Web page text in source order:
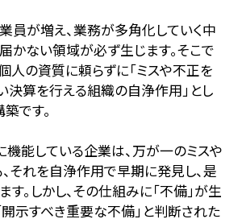
員が増え、業務が多角化していく中
かない領域が必ず生じます。そこで
人の資質に頼らずに「ミスや不正を
決算を行える組織の自浄作用」とし
です。
能している企業は、万が一のミスや
それを自浄作用で早期に発見し、是
す。しかし、その仕組みに「不備」が生
開示すべき重要な不備」と判断された